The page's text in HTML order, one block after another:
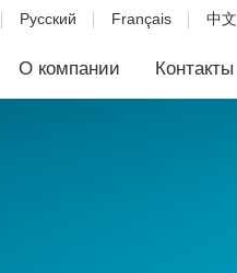
Русский Français 中文
О компании Контакты